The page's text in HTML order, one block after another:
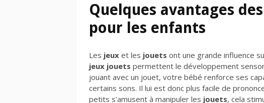
Quelques avantages
pour les enfants
Les jeux et les jouets ont une grande influence
jeux jouets permettent le développement
jouant avec un jouet, votre bébé renforce ses
certains sons. Il lui est donc plus facile de
petits s’amusent à manipuler les jouets, cela